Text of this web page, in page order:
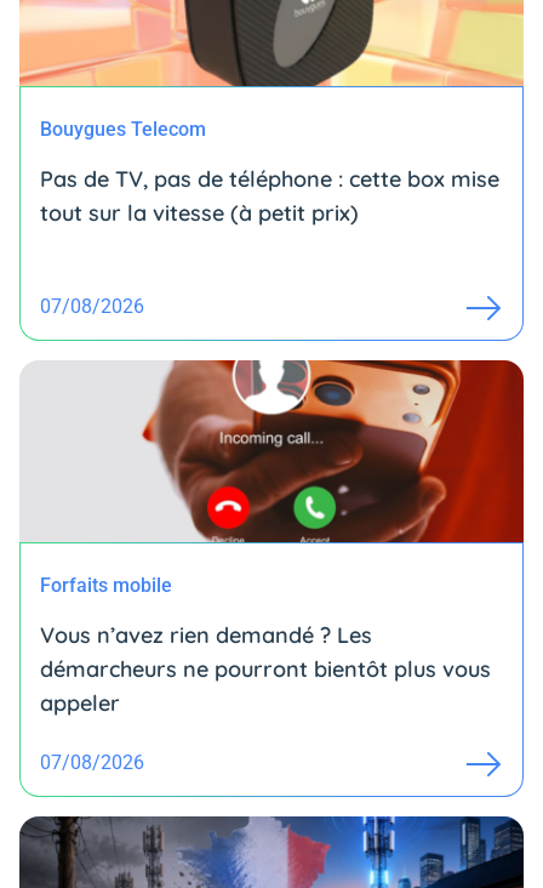
Bouygues Telecom
Pas de TV, pas de téléphone : cette box mise
tout sur la vitesse (à petit prix)
07/08/2026
Forfaits mobile
Vous n’avez rien demandé ? Les
démarcheurs ne pourront bientôt plus vous
appeler
07/08/2026